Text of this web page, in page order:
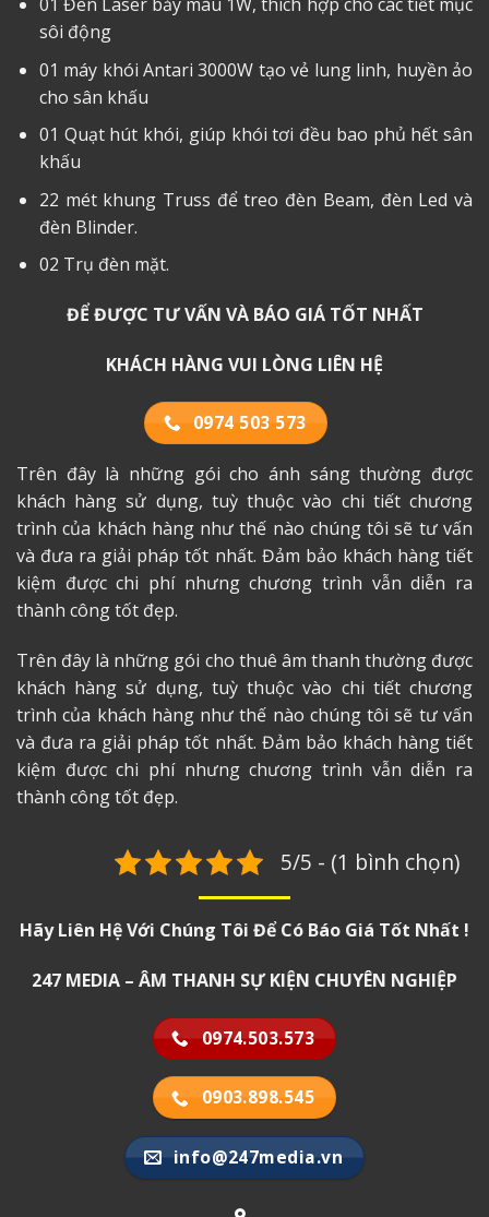
sôi động
01 máy khói Antari 3000W tạo vẻ lung linh, huyền ảo
cho sân khấu
01 Quạt hút khói, giúp khói tơi đều bao phủ hết sân
khấu
22 mét khung Truss để treo đèn Beam, đèn Led và
đèn Blinder.
02 Trụ đèn mặt.
ĐỂ ĐƯỢC TƯ VẤN VÀ BÁO GIÁ TỐT NHẤT
KHÁCH HÀNG VUI LÒNG LIÊN HỆ
0974 503 573
Trên đây là những gói cho ánh sáng thường được
khách hàng sử dụng, tuỳ thuộc vào chi tiết chương
trình của khách hàng như thế nào chúng tôi sẽ tư vấn
và đưa ra giải pháp tốt nhất. Đảm bảo khách hàng tiết
kiệm được chi phí nhưng chương trình vẫn diễn ra
thành công tốt đẹp.
Trên đây là những gói cho thuê âm thanh thường được
khách hàng sử dụng, tuỳ thuộc vào chi tiết chương
trình của khách hàng như thế nào chúng tôi sẽ tư vấn
và đưa ra giải pháp tốt nhất. Đảm bảo khách hàng tiết
kiệm được chi phí nhưng chương trình vẫn diễn ra
thành công tốt đẹp.
5/5 - (1 bình chọn)
Hãy Liên Hệ Với Chúng Tôi Để Có Báo Giá Tốt Nhất !
247 MEDIA – ÂM THANH SỰ KIỆN CHUYÊN NGHIỆP
0974.503.573
0903.898.545
info@247media.vn